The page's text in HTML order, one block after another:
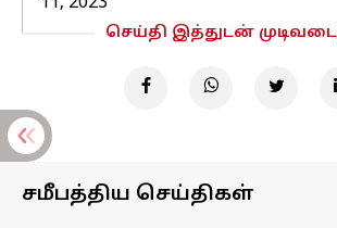
செய்தி இத்துடன்
சமீபத்திய செய்திகள்